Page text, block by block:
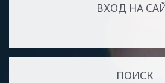
ВХОД НА
ПОИСК